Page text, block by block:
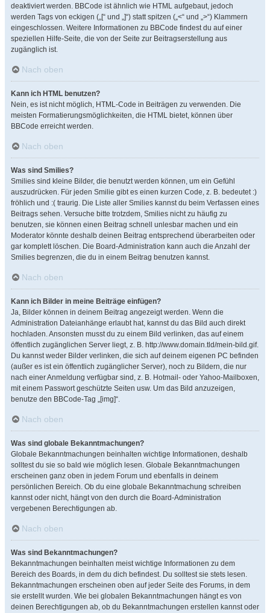
deaktiviert werden. BBCode ist ähnlich wie HTML aufgebaut, jedoch
werden Tags von eckigen („[“ und „]“) statt spitzen („<“ und „>“) Klammern
eingeschlossen. Weitere Informationen zu BBCode findest du auf einer
speziellen Hilfe-Seite, die von der Seite zur Beitragserstellung aus
zugänglich ist.
Nach oben
Kann ich HTML benutzen?
Nein, es ist nicht möglich, HTML-Code in Beiträgen zu verwenden. Die
meisten Formatierungsmöglichkeiten, die HTML bietet, können über
BBCode erreicht werden.
Nach oben
Was sind Smilies?
Smilies sind kleine Bilder, die benutzt werden können, um ein Gefühl
auszudrücken. Für jeden Smilie gibt es einen kurzen Code, z. B. bedeutet :)
fröhlich und :( traurig. Die Liste aller Smilies kannst du beim Verfassen eines
Beitrags sehen. Versuche bitte trotzdem, Smilies nicht zu häufig zu
benutzen, sie können einen Beitrag schnell unlesbar machen und ein
Moderator könnte deshalb deinen Beitrag entsprechend überarbeiten oder
gar komplett löschen. Die Board-Administration kann auch die Anzahl der
Smilies begrenzen, die du in einem Beitrag benutzen kannst.
Nach oben
Kann ich Bilder in meine Beiträge einfügen?
Ja, Bilder können in deinem Beitrag angezeigt werden. Wenn die
Administration Dateianhänge erlaubt hat, kannst du das Bild auch direkt
hochladen. Ansonsten musst du zu einem Bild verlinken, das auf einem
öffentlich zugänglichen Server liegt, z. B. http://www.domain.tld/mein-bild.gif.
Du kannst weder Bilder verlinken, die sich auf deinem eigenen PC befinden
(außer es ist ein öffentlich zugänglicher Server), noch zu Bildern, die nur
nach einer Anmeldung verfügbar sind, z. B. Hotmail- oder Yahoo-Mailboxen,
mit einem Passwort geschützte Seiten usw. Um das Bild anzuzeigen,
benutze den BBCode-Tag „[img]“.
Nach oben
Was sind globale Bekanntmachungen?
Globale Bekanntmachungen beinhalten wichtige Informationen, deshalb
solltest du sie so bald wie möglich lesen. Globale Bekanntmachungen
erscheinen ganz oben in jedem Forum und ebenfalls in deinem
persönlichen Bereich. Ob du eine globale Bekanntmachung schreiben
kannst oder nicht, hängt von den durch die Board-Administration
vergebenen Berechtigungen ab.
Nach oben
Was sind Bekanntmachungen?
Bekanntmachungen beinhalten meist wichtige Informationen zu dem
Bereich des Boards, in dem du dich befindest. Du solltest sie stets lesen.
Bekanntmachungen erscheinen oben auf jeder Seite des Forums, in dem
sie erstellt wurden. Wie bei globalen Bekanntmachungen hängt es von
deinen Berechtigungen ab, ob du Bekanntmachungen erstellen kannst oder